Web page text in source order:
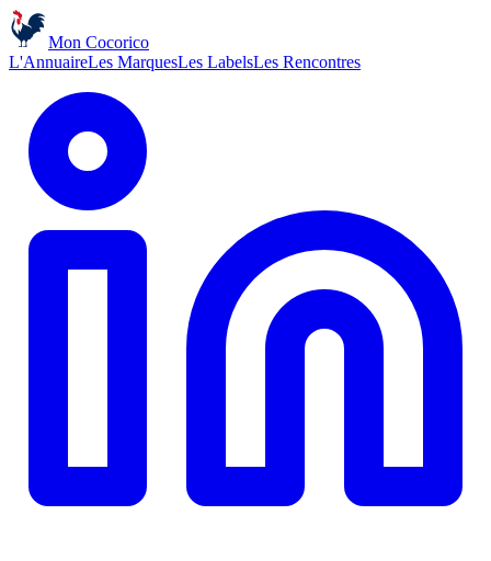
Mon Cocorico
L'AnnuaireLes MarquesLes LabelsLes Rencontres